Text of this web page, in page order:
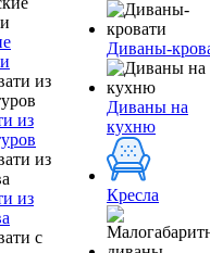
из
из
Диваны-
Диваны на
кухню
Кресла